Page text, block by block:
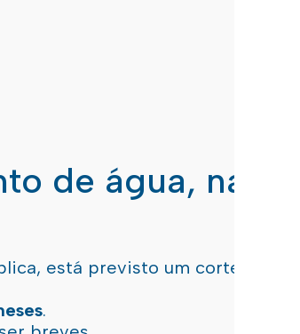
de água, nas
está previsto um corte de
.